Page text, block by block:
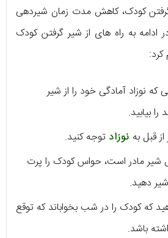
گرفتن کودک، کاهش مدت زمان شیردهی
به راه های از شیر گرفتن کودک
کرد:
که نوزاد آمادگی خود را از شیر
بیابید.
قبل به نوزاد توجه کنید.
شیر مادر است، حواس کودک را پرت
دهید.
که کودک را در شب بخواباند که توقع
باشد.